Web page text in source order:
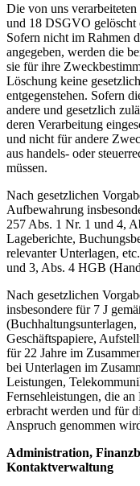
Die von uns
und 18 DSGVO gelöscht
Sofern nicht im Rahmen
angegeben, werden die
sie für ihre
Löschung keine
entgegenstehen. Sofern
andere und gesetzlich
deren Verarbeitung
und nicht für andere
aus handels- oder
müssen.
Nach gesetzlichen
Aufbewahrung
257 Abs. 1 Nr. 1 und 4,
Lageberichte,
relevanter Unterlagen,
und 3, Abs. 4 HGB
Nach gesetzlichen
insbesondere für 7 J
Geschäftspapiere,
für 22 Jahre im
bei Unterlagen im
Leistungen,
Fernsehleistungen, die
erbracht werden und für
Anspruch genommen
Administration,
Kontaktverwaltung